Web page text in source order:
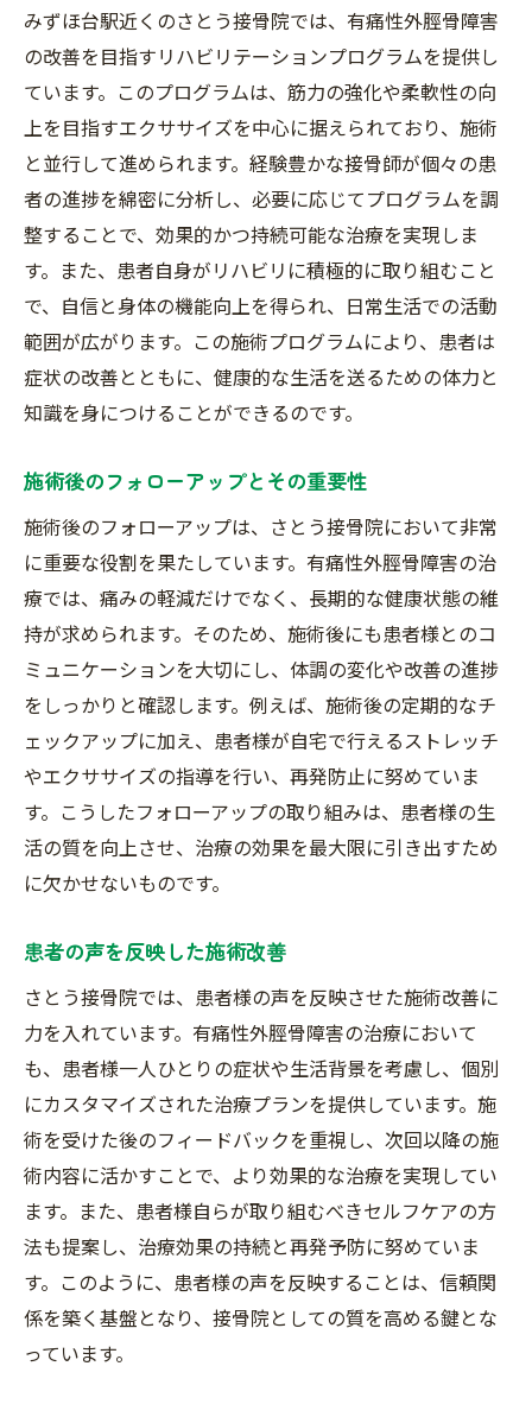
みずほ台駅近くのさとう接骨院では、有痛性外脛骨障害
の改善を目指すリハビリテーションプログラムを提供し
ています。このプログラムは、筋力の強化や柔軟性の向
上を目指すエクササイズを中心に据えられており、施術
と並行して進められます。経験豊かな接骨師が個々の患
者の進捗を綿密に分析し、必要に応じてプログラムを調
整することで、効果的かつ持続可能な治療を実現しま
す。また、患者自身がリハビリに積極的に取り組むこと
で、自信と身体の機能向上を得られ、日常生活での活動
範囲が広がります。この施術プログラムにより、患者は
症状の改善とともに、健康的な生活を送るための体力と
知識を身につけることができるのです。
施術後のフォローアップとその重要性
施術後のフォローアップは、さとう接骨院において非常
に重要な役割を果たしています。有痛性外脛骨障害の治
療では、痛みの軽減だけでなく、長期的な健康状態の維
持が求められます。そのため、施術後にも患者様とのコ
ミュニケーションを大切にし、体調の変化や改善の進捗
をしっかりと確認します。例えば、施術後の定期的なチ
ェックアップに加え、患者様が自宅で行えるストレッチ
やエクササイズの指導を行い、再発防止に努めていま
す。こうしたフォローアップの取り組みは、患者様の生
活の質を向上させ、治療の効果を最大限に引き出すため
に欠かせないものです。
患者の声を反映した施術改善
さとう接骨院では、患者様の声を反映させた施術改善に
力を入れています。有痛性外脛骨障害の治療において
も、患者様一人ひとりの症状や生活背景を考慮し、個別
にカスタマイズされた治療プランを提供しています。施
術を受けた後のフィードバックを重視し、次回以降の施
術内容に活かすことで、より効果的な治療を実現してい
ます。また、患者様自らが取り組むべきセルフケアの方
法も提案し、治療効果の持続と再発予防に努めていま
す。このように、患者様の声を反映することは、信頼関
係を築く基盤となり、接骨院としての質を高める鍵とな
っています。